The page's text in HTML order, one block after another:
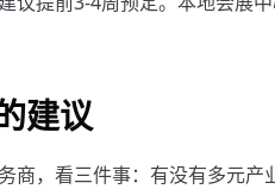
建议
商，看三件事：有没有多元